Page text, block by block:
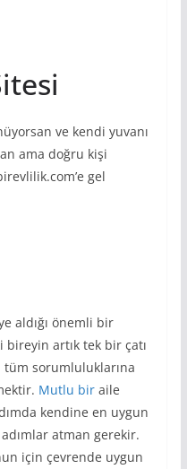
ve kendi yuvanı
ama doğru kişi
gel
aldığı önemli bir
artık tek bir çatı
tüm sorumluluklarına
Mutlu biraile
kendine en uygun
atman gerekir.
için çevrende uygun